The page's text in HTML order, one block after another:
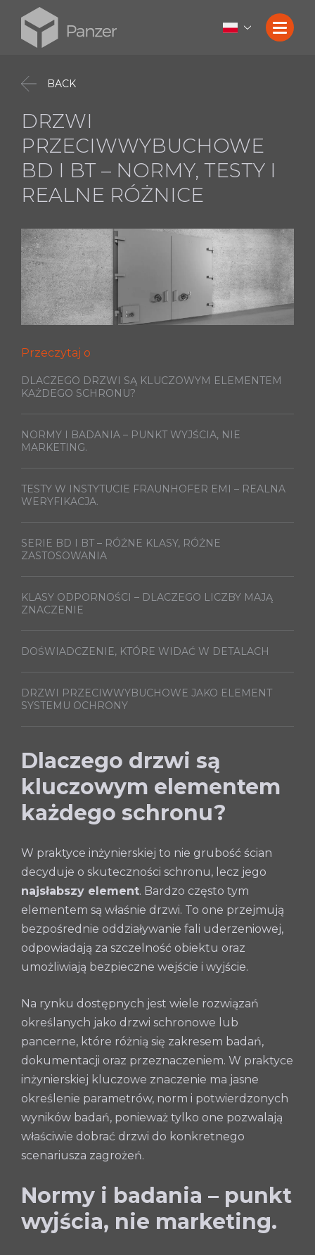
BACK
DRZWI
PRZECIWWYBUCHOWE
BD I BT – NORMY, TESTY I
REALNE RÓŻNICE
Przeczytaj o
DLACZEGO DRZWI SĄ KLUCZOWYM ELEMENTEM
KAŻDEGO SCHRONU?
NORMY I BADANIA – PUNKT WYJŚCIA, NIE
MARKETING.
TESTY W INSTYTUCIE FRAUNHOFER EMI – REALNA
WERYFIKACJA.
SERIE BD I BT – RÓŻNE KLASY, RÓŻNE
ZASTOSOWANIA
KLASY ODPORNOŚCI – DLACZEGO LICZBY MAJĄ
ZNACZENIE
DOŚWIADCZENIE, KTÓRE WIDAĆ W DETALACH
DRZWI PRZECIWWYBUCHOWE JAKO ELEMENT
SYSTEMU OCHRONY
Dlaczego drzwi są
kluczowym elementem
każdego schronu?
W praktyce inżynierskiej to nie grubość ścian
decyduje o skuteczności schronu, lecz jego
najsłabszy element. Bardzo często tym
elementem są właśnie drzwi. To one przejmują
bezpośrednie oddziaływanie fali uderzeniowej,
odpowiadają za szczelność obiektu oraz
umożliwiają bezpieczne wejście i wyjście.
Na rynku dostępnych jest wiele rozwiązań
określanych jako drzwi schronowe lub
pancerne, które różnią się zakresem badań,
dokumentacji oraz przeznaczeniem. W praktyce
inżynierskiej kluczowe znaczenie ma jasne
określenie parametrów, norm i potwierdzonych
wyników badań, ponieważ tylko one pozwalają
właściwie dobrać drzwi do konkretnego
scenariusza zagrożeń.
Normy i badania – punkt
wyjścia, nie marketing.